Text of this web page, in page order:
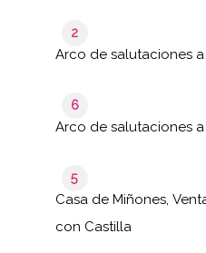
2
Arco de salutaciones a
6
Arco de salutaciones a
5
Casa de Miñones,
con Castilla